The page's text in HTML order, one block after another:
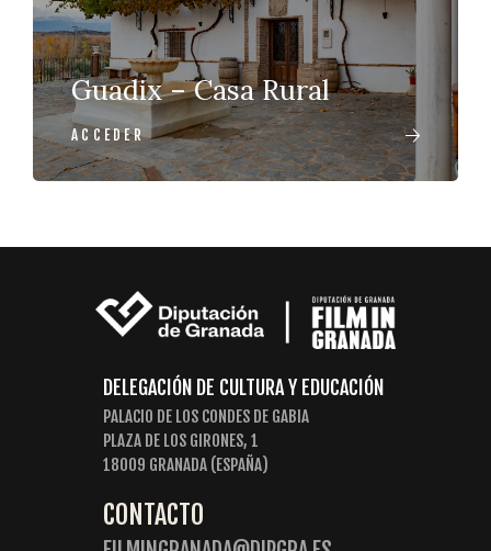
Guadix – Casa Rural
ACCEDER
DELEGACIÓN DE CULTURA Y EDUCACIÓN
PALACIO DE LOS CONDES DE GABIA
PLAZA DE LOS GIRONES, 1
18009 GRANADA (ESPAÑA)
CONTACTO